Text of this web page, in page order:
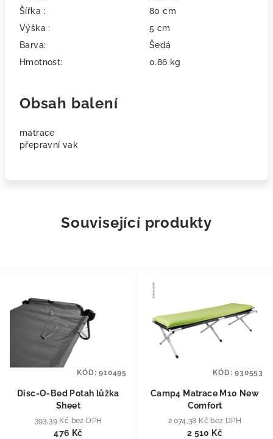
Šířka :
80 cm
Výška :
5 cm
Barva:
Šedá
Hmotnost:
0.86 kg
Obsah balení
matrace
přepravní vak
Související produkty
Disc-O-Bed Potah lůžka
Sheet
393,39 Kč bez DPH
476 Kč
KÓD:910495
Camp4 Matrace M10 New
Comfort
2 074,38 Kč bez DPH
2 510 Kč
KÓD:930553